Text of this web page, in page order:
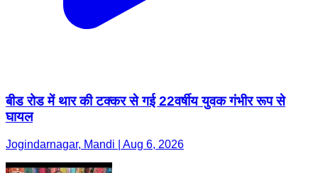
बीड रोड में थार की टक्कर से गई 22वर्षीय युवक गंभीर रूप से
घायल
Jogindarnagar, Mandi | Aug 6, 2026